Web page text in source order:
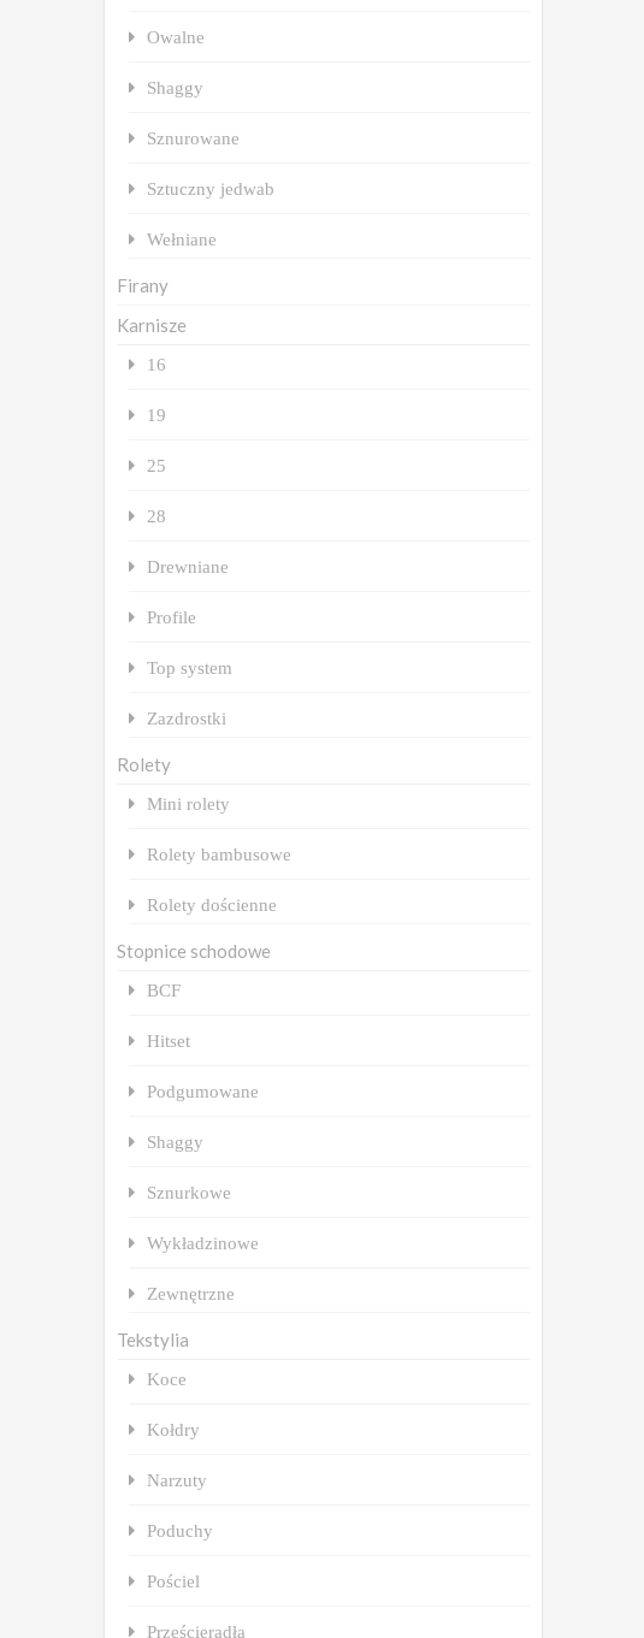
Owalne
Shaggy
Sznurowane
Sztuczny jedwab
Wełniane
Firany
Karnisze
16
19
25
28
Drewniane
Profile
Top system
Zazdrostki
Rolety
Mini rolety
Rolety bambusowe
Rolety dościenne
Stopnice schodowe
BCF
Hitset
Podgumowane
Shaggy
Sznurkowe
Wykładzinowe
Zewnętrzne
Tekstylia
Koce
Kołdry
Narzuty
Poduchy
Pościel
Prześcieradła